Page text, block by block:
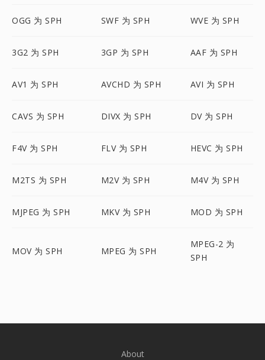
OGG 为 SPH SWF 为 SPH WVE 为 SPH
3G2 为 SPH 3GP 为 SPH AAF 为 SPH
AV1 为 SPH AVCHD 为 SPH AVI 为 SPH
CAVS 为 SPH DIVX 为 SPH DV 为 SPH
F4V 为 SPH FLV 为 SPH HEVC 为 SPH
M2TS 为 SPH M2V 为 SPH M4V 为 SPH
MJPEG 为 SPH MKV 为 SPH MOD 为 SPH
MOV 为 SPH MPEG 为 SPH
MPEG-2 为
SPH
About